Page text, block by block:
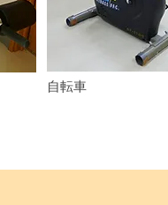
自転車